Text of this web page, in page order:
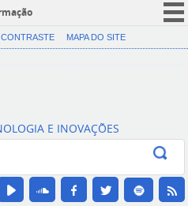
CORONAVÍRUS (COVID-19)
Canais
MAPA DO SITE
E INOVAÇÕES